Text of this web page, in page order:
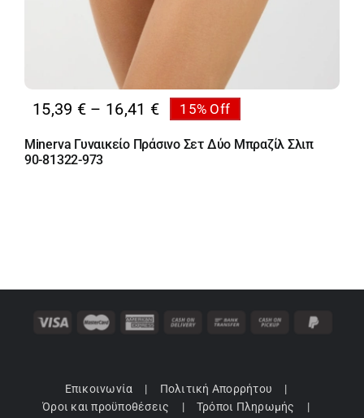
15,39 € – 16,41 €Price
15,39 €
15% Off
Minerva Γυναικείο Πράσινο Σετ Δύο Μπραζίλ Σλιπ
90-81322-973
Επικοινωνία
Πολιτική Απορρήτου
Όροι και προϋποθέσεις
Τρόποι Πληρωμής